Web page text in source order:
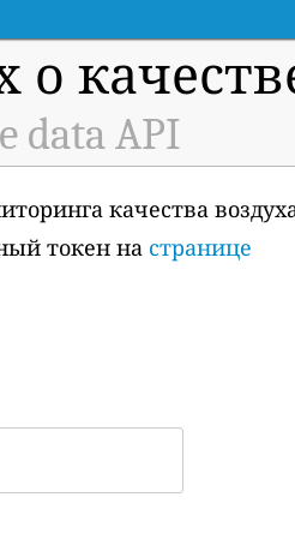
data API
качества
токен на странице